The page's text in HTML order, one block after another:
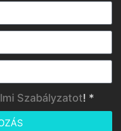
Szabályzatot! *